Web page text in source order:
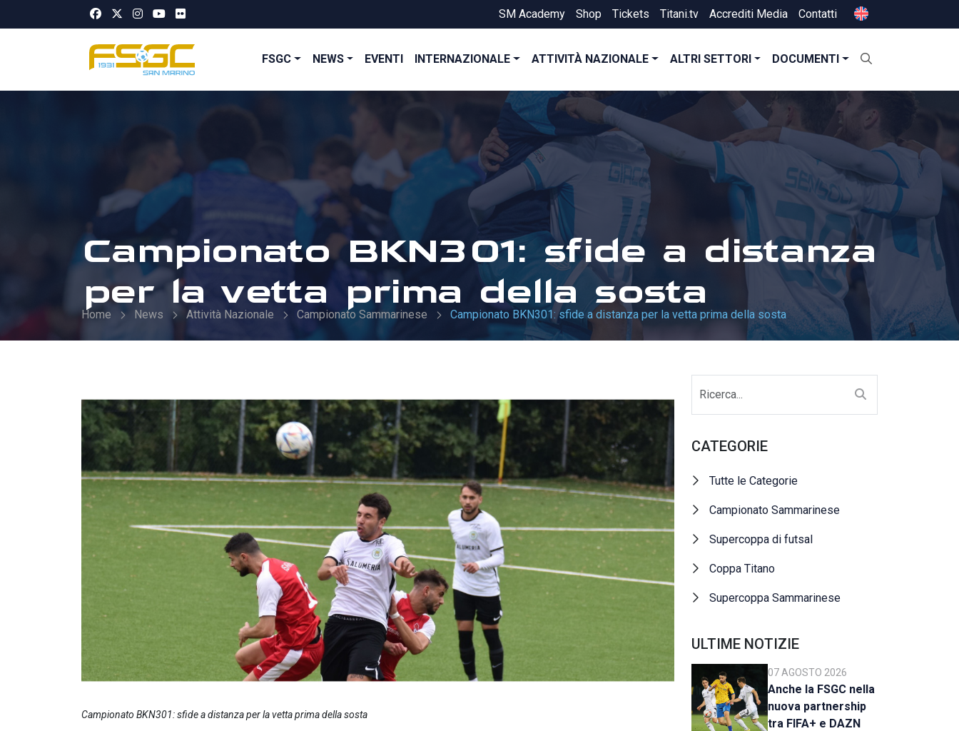
SM Academy Shop Tickets Titani.tv Accrediti Media Contatti
FSGC NEWS EVENTI INTERNAZIONALE ATTIVITÀ NAZIONALE ALTRI SETTORI DOCUMENTI
Campionato BKN301: sfide a distanza
per la vetta prima della sosta
Home News Attività Nazionale Campionato Sammarinese Campionato BKN301: sfide a distanza per la vetta prima della sosta
Campionato BKN301: sfide a distanza per la vetta prima della sosta
CATEGORIE
Tutte le Categorie
Campionato Sammarinese
Supercoppa di futsal
Coppa Titano
Supercoppa Sammarinese
ULTIME NOTIZIE
07 AGOSTO 2026
Anche la FSGC nella
nuova partnership
tra FIFA+ e DAZN